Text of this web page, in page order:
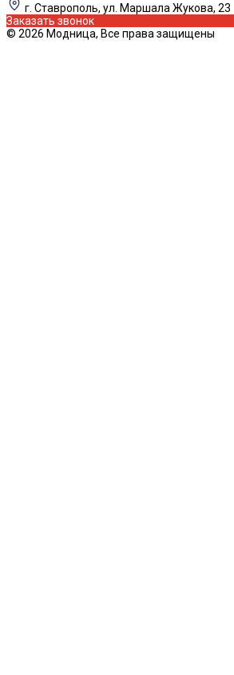
г. Ставрополь, ул. Маршала Жукова, 23
Заказать звонок
© 2026 Модница, Все права защищены